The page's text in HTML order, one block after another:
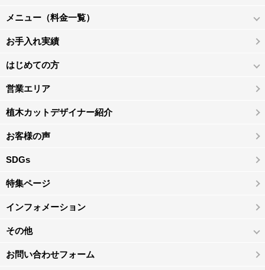
メニュー（料金一覧）
お手入れ実績
はじめての方
営業エリア
植木カットデザイナー紹介
お客様の声
SDGs
特集ページ
インフォメーション
その他
お問い合わせフォーム